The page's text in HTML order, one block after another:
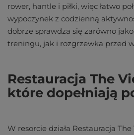
rower, hantle i piłki, więc łatwo
wypoczynek z codzienną
dobrze sprawdza się zarówno
treningu, jak i rozgrzewka przed
Restauracja The
które dopełniają
W resorcie działa Restauracja